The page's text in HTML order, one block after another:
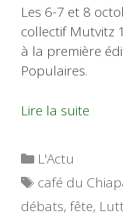
Les 6-7 et 8
collectif Mutvitz
à la première
Populaires.
Lire la suite
Catégories
L'Actu
Étiquettes
café du
débats, fête,